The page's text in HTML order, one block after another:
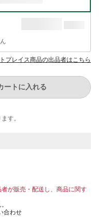
プレイス商品の出品者はこちら
ートに入れる
す。
が販売・配送し、商品に関す
合わせ